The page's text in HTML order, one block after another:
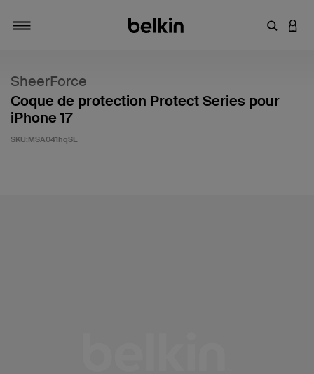
Saisir
SheerForce
Coque de protection Protect Series pour
iPhone 17
SKU:MSA041hqSE